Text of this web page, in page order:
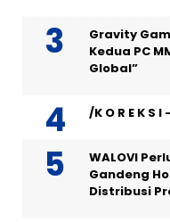
Gravity
Kedua PC
Global”
/K O R E K
WALOVI
Gandeng
Distribusi